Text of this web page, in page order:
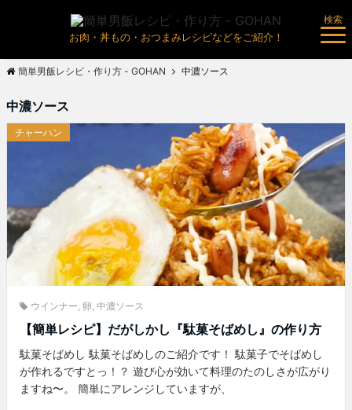
お肉・丼もの・おつまみレシピなどをご紹介！
検索
簡単男飯レシピ・作り方 - GOHAN 中濃ソース
中濃ソース
チャーハン
ウインナー, 卵, 中濃ソース
【簡単レシピ】だがしかし『駄菓そばめし』の作り方
駄菓そばめし 駄菓そばめしのご紹介です！ 駄菓子でそばめし
が作れるですとっ！？ 遊び心が効いて料理のたのしさが広がり
ますね〜。 簡単にアレンジしていますが、